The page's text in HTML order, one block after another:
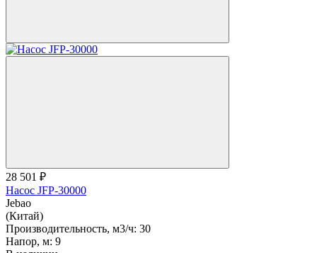
28 501 ₽
Насос JFP-30000
Jebao
(Китай)
Производительность, м3/ч: 30
Напор, м: 9